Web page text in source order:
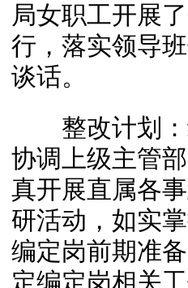
局女职工开展
行，落实领导
谈话。
整改计划：
协调上级主管
真开展直属各
研活动，如实
编定岗前期准
定编定岗相关工